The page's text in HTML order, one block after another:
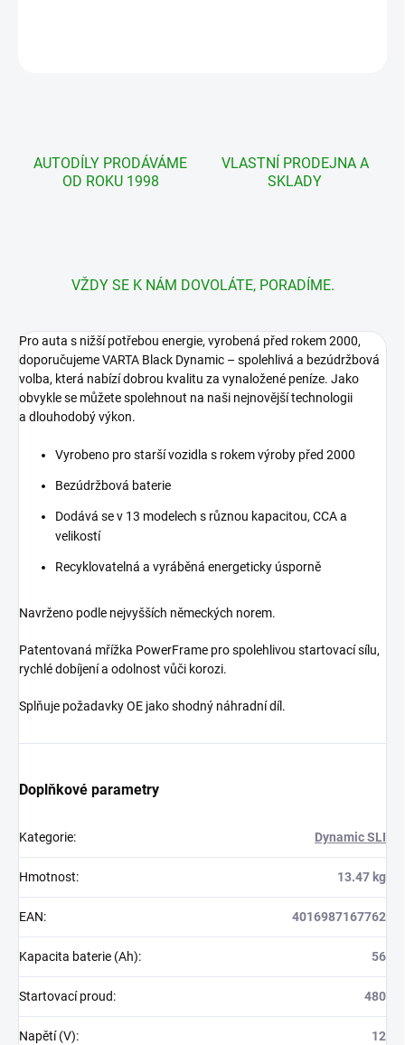
AUTODÍLY PRODÁVÁME
OD ROKU 1998
VLASTNÍ PRODEJNA A
SKLADY
VŽDY SE K NÁM DOVOLÁTE, PORADÍME.
Pro auta s nižší potřebou energie, vyrobená před rokem 2000,
doporučujeme VARTA Black Dynamic – spolehlivá a bezúdržbová
volba, která nabízí dobrou kvalitu za vynaložené peníze. Jako
obvykle se můžete spolehnout na naši nejnovější technologii
a dlouhodobý výkon.
Vyrobeno pro starší vozidla s rokem výroby před 2000
Bezúdržbová baterie
Dodává se v 13 modelech s různou kapacitou, CCA a
velikostí
Recyklovatelná a vyráběná energeticky úsporně
Navrženo podle nejvyšších německých norem.
Patentovaná mřížka PowerFrame pro spolehlivou startovací sílu,
rychlé dobíjení a odolnost vůči korozi.
Splňuje požadavky OE jako shodný náhradní díl.
Doplňkové parametry
Kategorie: Dynamic SLI
Hmotnost: 13.47 kg
EAN: 4016987167762
Kapacita baterie (Ah): 56
Startovací proud: 480
Napětí (V): 12